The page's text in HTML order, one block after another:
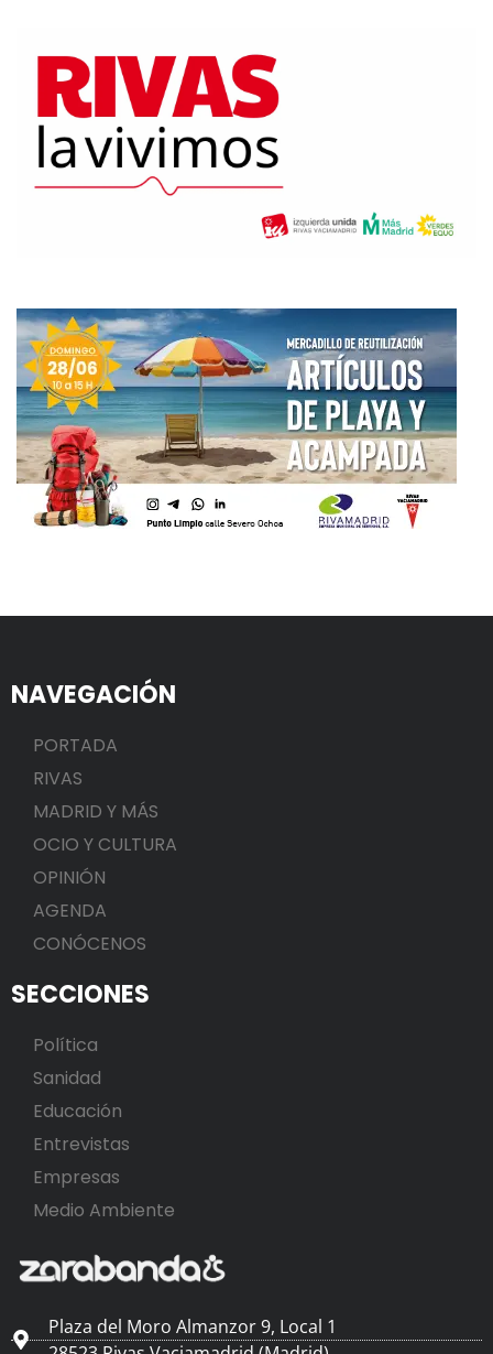
NAVEGACIÓN
PORTADA
RIVAS
MADRID Y MÁS
OCIO Y CULTURA
OPINIÓN
AGENDA
CONÓCENOS
SECCIONES
Política
Sanidad
Educación
Entrevistas
Empresas
Medio Ambiente
Plaza del Moro Almanzor 9, Local 1